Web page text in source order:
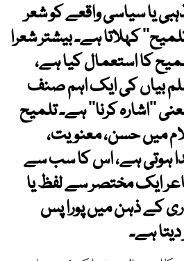
یا سیاسی واقعے کو شعر
کہلاتا ہے۔ بیشتر شعرا
کا استعمال کیا ہے،
بیاں کی ایک اہم صنف
کرنا‘‘ ہے۔ تلمیح
میں حسن، معنویت،
ہوتی ہے، اس کا سب سے
ایک مختصر سے لفظ یا
کے ذہن میں پورا پس
دیتا ہے۔